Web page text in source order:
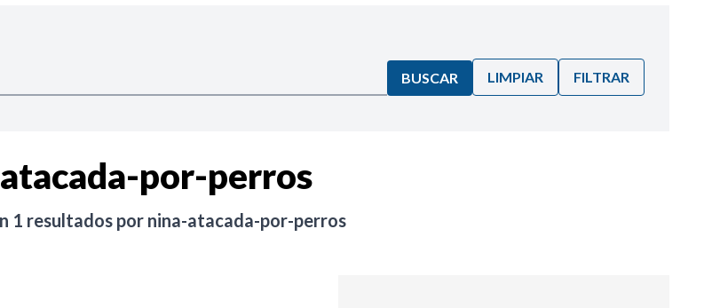
BUSCAR LIMPIAR FILTRAR
por-perros
1 resultados por nina-atacada-por-perros